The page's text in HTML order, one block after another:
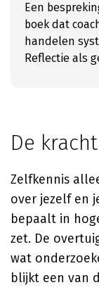
Een
boek dat
handelen
Reflectie als
De
Zelfkennis
over jezelf en
bepaalt in
zet. De
wat
blijkt een van